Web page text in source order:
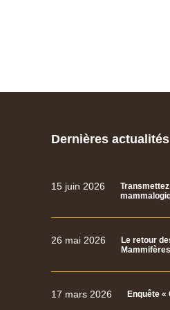
Dernières actualités
15 juin 2026
26 mai 2026
Le retour
Mammifères
17 mars 2026 Enquête «